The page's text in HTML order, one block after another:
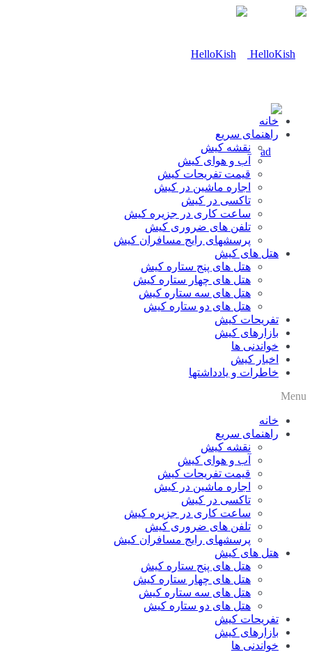
خانه
راهنمای سریع
نقشه کیش
آب و هوای کیش
قیمت تفریحات کیش
اجاره ماشین در کیش
تاکسی در کیش
ساعت کاری در جزیره کیش
تلفن های ضروری کیش
پرسشهای رایج مسافران کیش
هتل های کیش
هتل های پنج ستاره کیش
هتل های چهار ستاره کیش
هتل های سه ستاره کیش
هتل های دو ستاره کیش
تفریحات کیش
بازارهای کیش
خواندنی ها
اخبار کیش
خاطرات و یادداشتها
Menu
خانه
راهنمای سریع
نقشه کیش
آب و هوای کیش
قیمت تفریحات کیش
اجاره ماشین در کیش
تاکسی در کیش
ساعت کاری در جزیره کیش
تلفن های ضروری کیش
پرسشهای رایج مسافران کیش
هتل های کیش
هتل های پنج ستاره کیش
هتل های چهار ستاره کیش
هتل های سه ستاره کیش
هتل های دو ستاره کیش
تفریحات کیش
بازارهای کیش
خواندنی ها